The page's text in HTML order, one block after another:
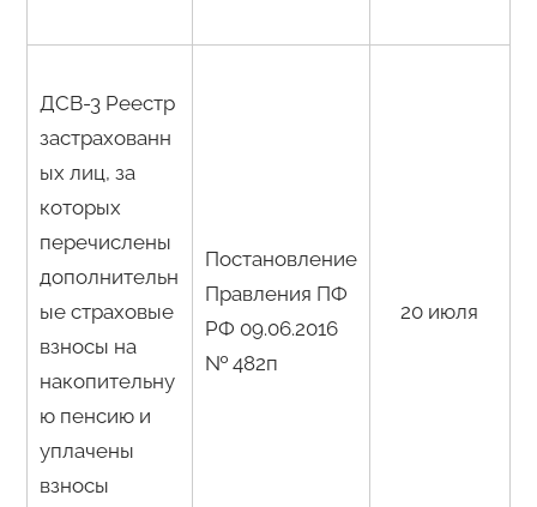
ДСВ-3 Реестр
застрахованн
ых лиц, за
которых
перечислены
дополнительн
ые страховые
взносы на
накопительну
ю пенсию и
уплачены
взносы
Постановление
Правления ПФ
РФ 09.06.2016
№ 482п
20 июля